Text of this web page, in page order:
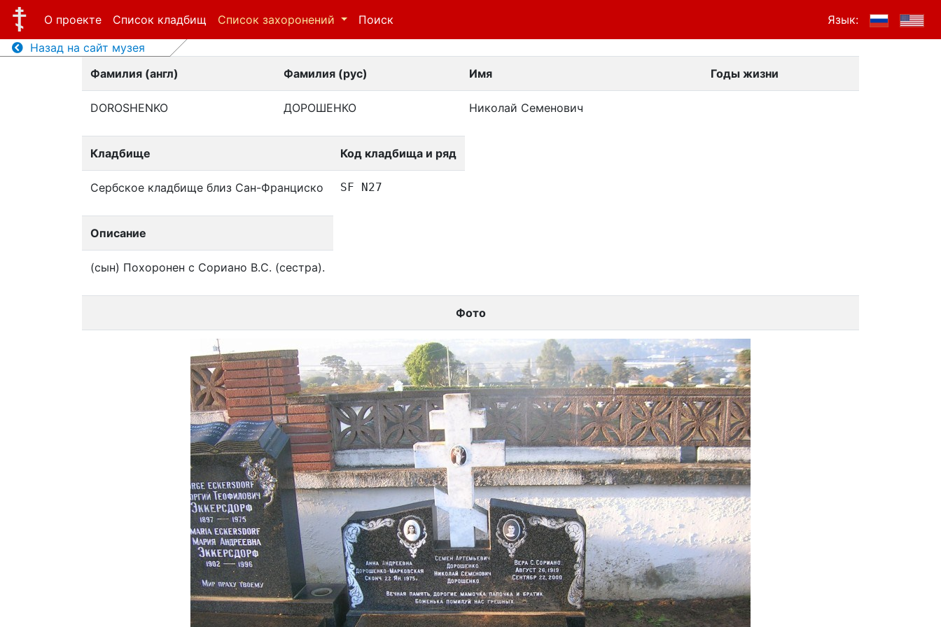
О проекте Список кладбищ Список захоронений Поиск
Язык:
Назад на сайт музея
Фамилия (англ)
Фамилия (рус) Имя Годы жизни
DOROSHENKO ДОРОШЕНКО Николай Семенович
Кладбище Код кладбища и ряд
Сербское кладбище близ Сан-Франциско SF N27
Описание
(сын) Похоронен с Сориано В.С. (сестра).
Фото